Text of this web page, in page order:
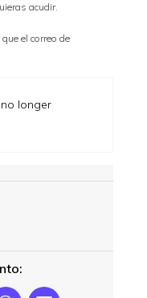
acudir.
que el correo de
longer